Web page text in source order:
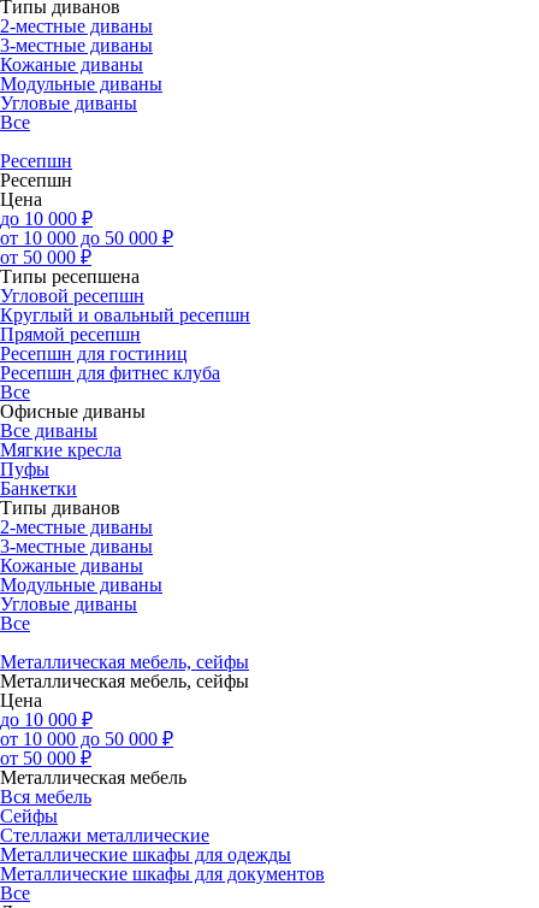
Типы диванов
2-местные диваны
3-местные диваны
Кожаные диваны
Модульные диваны
Угловые диваны
Все
Ресепшн
Ресепшн
Цена
до 10 000 ₽
от 10 000 до 50 000 ₽
от 50 000 ₽
Типы ресепшена
Угловой ресепшн
Круглый и овальный ресепшн
Прямой ресепшн
Ресепшн для гостиниц
Ресепшн для фитнес клуба
Все
Офисные диваны
Все диваны
Мягкие кресла
Пуфы
Банкетки
Типы диванов
2-местные диваны
3-местные диваны
Кожаные диваны
Модульные диваны
Угловые диваны
Все
Металлическая мебель, сейфы
Металлическая мебель, сейфы
Цена
до 10 000 ₽
от 10 000 до 50 000 ₽
от 50 000 ₽
Металлическая мебель
Вся мебель
Сейфы
Стеллажи металлические
Металлические шкафы для одежды
Металлические шкафы для документов
Все